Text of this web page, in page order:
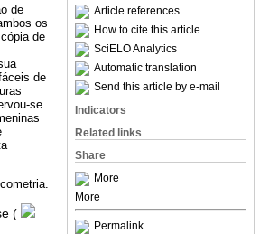
Article references
How to cite this article
SciELO Analytics
Automatic translation
Send this article by e-mail
Indicators
Related links
Share
More
More
Permalink
de
os
de
de
se
(